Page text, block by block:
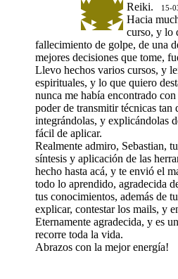
Reiki.
15-
Hacia
curso, y lo
fallecimiento de golpe, de una
mejores decisiones que tome,
Llevo hechos varios cursos, y
espirituales, y lo que quiero
nunca me había encontrado
poder de transmitir técnicas tan
integrándolas, y explicándolas
fácil de aplicar.
Realmente admiro, Sebastian,
síntesis y aplicación de las
hecho hasta acá, y te envió el
todo lo aprendido, agradecida
tus conocimientos, además de
explicar, contestar los mails, y
Eternamente agradecida, y es
recorre toda la vida.
Abrazos con la mejor energía!